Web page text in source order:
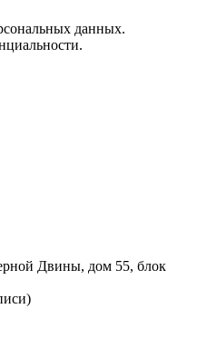
данных.
Двины, дом 55, блок